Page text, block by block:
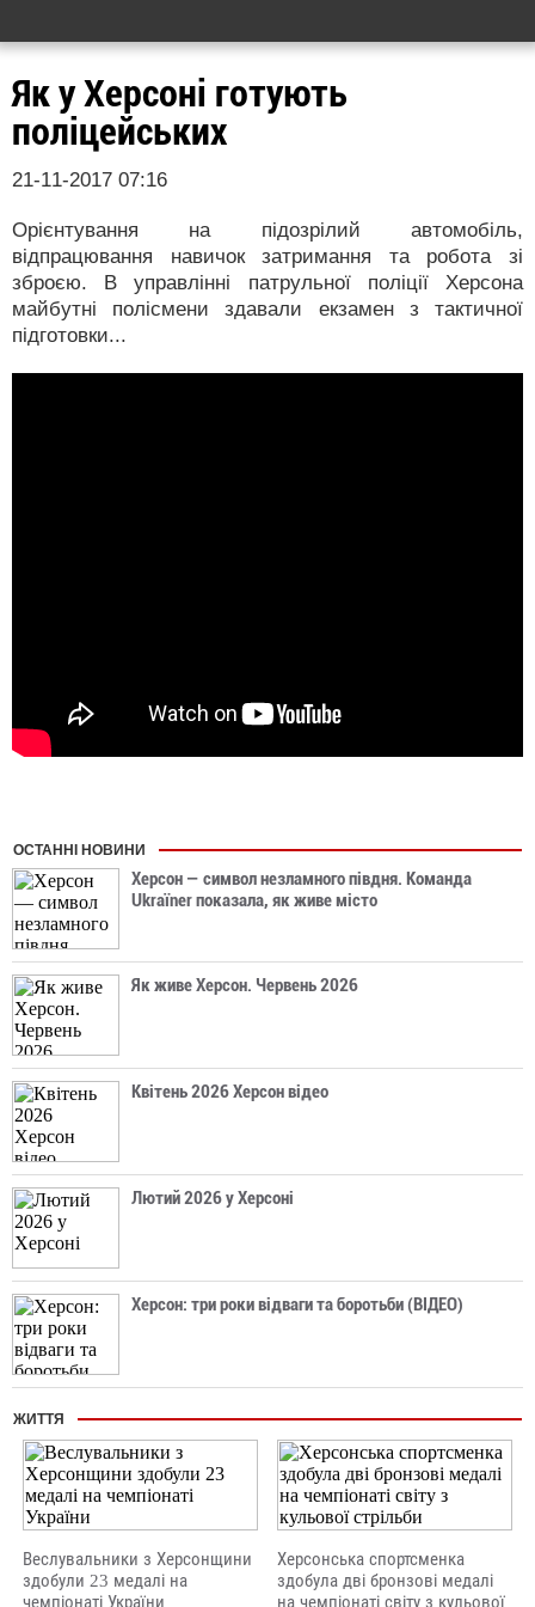
Як у Херсоні готують
поліцейських
21-11-2017 07:16
Орієнтування на підозрілий автомобіль,
відпрацювання навичок затримання та робота зі
зброєю. В управлінні патрульної поліції Херсона
майбутні полісмени здавали екзамен з тактичної
підготовки...
ОСТАННІ НОВИНИ
Херсон — символ незламного півдня. Команда
Ukraїner показала, як живе місто
Як живе Херсон. Червень 2026
Квітень 2026 Херсон відео
Лютий 2026 у Херсоні
Херсон: три роки відваги та боротьби (ВІДЕО)
ЖИТТЯ
Веслувальники з Херсонщини
здобули 23 медалі на
чемпіонаті України
Херсонська спортсменка
здобула дві бронзові медалі
на чемпіонаті світу з кульової